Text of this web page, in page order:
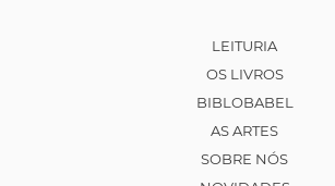
LEITURIA
OS LIVROS
BIBLOBABEL
AS ARTES
SOBRE NÓS